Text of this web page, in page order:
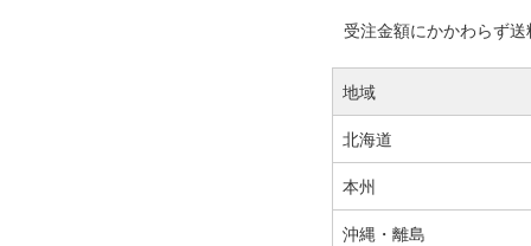
受注金額にかかわらず
地域
北海道
本州
沖縄・離島